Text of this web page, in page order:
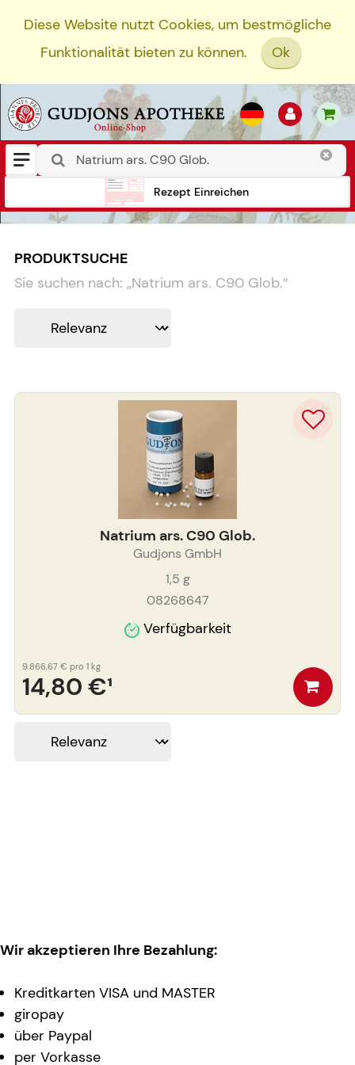
Diese Website nutzt Cookies, um bestmögliche
Funktionalität bieten zu können.
Ok
Rezept Einreichen
PRODUKTSUCHE
Sie suchen nach: „Natrium ars. C90 Glob.“
Natrium ars. C90 Glob.
Gudjons GmbH
1,5 g
08268647
Verfügbarkeit
14,80 €¹
9.866,67 € pro 1 kg
Wir akzeptieren Ihre Bezahlung:
Kreditkarten VISA und MASTER
giropay
über Paypal
per Vorkasse